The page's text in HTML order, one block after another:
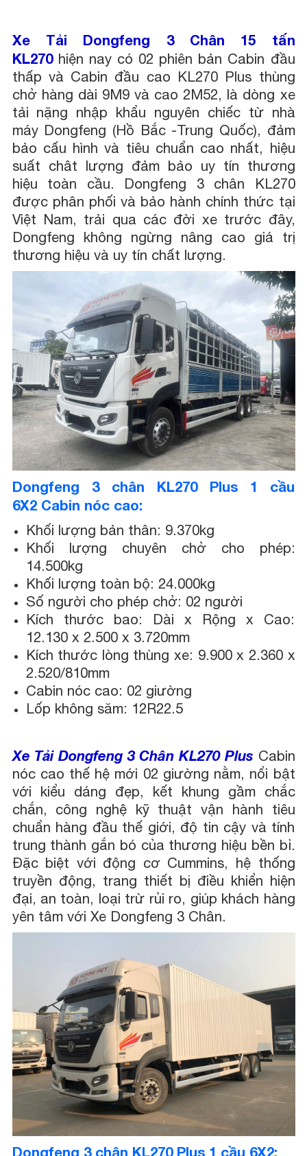
Xe Tải Dongfeng 3 Chân 15 tấn
KL270hiện nay có 02 phiên bản Cabin đầu
thấp và Cabin đầu cao KL270 Plus thùng
chở hàng dài 9M9 và cao 2M52, là dòng xe
tải nặng nhập khẩu nguyên chiếc từ nhà
máy Dongfeng (Hồ Bắc -Trung Quốc), đảm
bảo cấu hình và tiêu chuẩn cao nhất, hiệu
suất chât lượng đảm bảo uy tín thương
hiệu toàn cầu. Dongfeng 3 chân KL270
được phân phối và bảo hành chính thức tại
Việt Nam, trải qua các đời xe trước đây,
Dongfeng không ngừng nâng cao giá trị
thương hiệu và uy tín chất lượng.
Dongfeng 3 chân KL270 Plus 1 cầu
6X2 Cabin nóc cao:
Khối lượng bản thân: 9.370kg
Khối lượng chuyên chở cho phép:
14.500kg
Khối lượng toàn bộ: 24.000kg
Số người cho phép chở: 02 người
Kích thước bao: Dài x Rộng x Cao:
12.130 x 2.500 x 3.720mm
Kích thước lòng thùng xe: 9.900 x 2.360 x
2.520/810mm
Cabin nóc cao: 02 giường
Lốp không săm: 12R22.5
Xe Tải Dongfeng 3 Chân KL270 Plus Cabin
nóc cao thế hệ mới 02 giường nằm, nổi bật
với kiểu dáng đẹp, kết khung gầm chắc
chắn, công nghệ kỹ thuật vận hành tiêu
chuẩn hàng đầu thế giới, độ tin cậy và tính
trung thành gắn bó của thương hiệu bền bỉ.
Đặc biệt với động cơ Cummins, hệ thống
truyền động, trang thiết bị điều khiển hiện
đại, an toàn, loại trừ rủi ro, giúp khách hàng
yên tâm với Xe Dongfeng 3 Chân.
Dongfeng 3 chân KL270 Plus 1 cầu 6X2: